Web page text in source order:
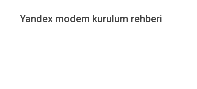
Yandex modem kurulum rehberi